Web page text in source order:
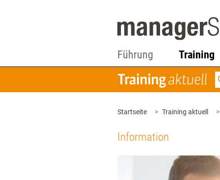
Führung Training
Startseite Training aktuell
Information